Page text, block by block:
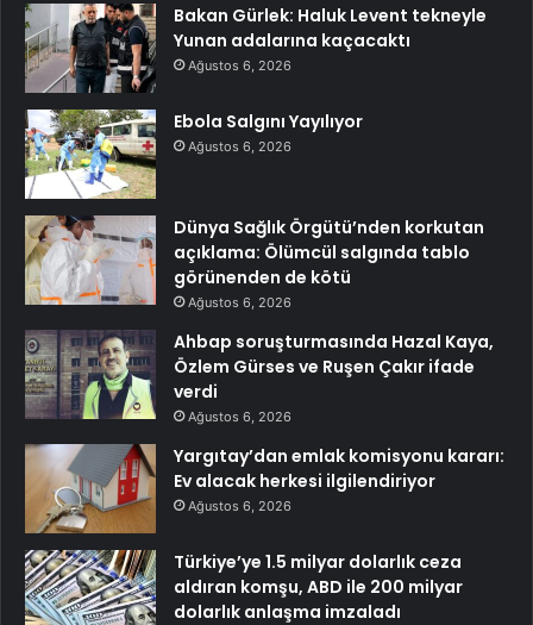
Bakan Gürlek: Haluk Levent tekneyle
Yunan adalarına kaçacaktı
Ağustos 6, 2026
Ebola Salgını Yayılıyor
Ağustos 6, 2026
Dünya Sağlık Örgütü’nden korkutan
açıklama: Ölümcül salgında tablo
görünenden de kötü
Ağustos 6, 2026
Ahbap soruşturmasında Hazal Kaya,
Özlem Gürses ve Ruşen Çakır ifade
verdi
Ağustos 6, 2026
Yargıtay’dan emlak komisyonu kararı:
Ev alacak herkesi ilgilendiriyor
Ağustos 6, 2026
Türkiye’ye 1.5 milyar dolarlık ceza
aldıran komşu, ABD ile 200 milyar
dolarlık anlaşma imzaladı